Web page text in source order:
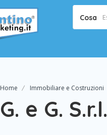
Cosa
Home Immobiliare e Costruzioni
G. e G. S.r.l.